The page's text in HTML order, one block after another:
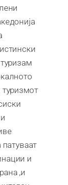
туризмот
и
,и